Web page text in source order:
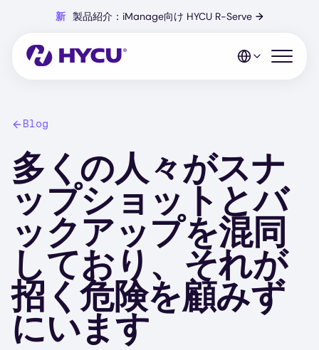
content
新 製品紹介：iManage向け HYCU R-Serve →
Open
Blog
多くの人々がスナ
ップショットとバ
ックアップを混同
しており、それが
招く危険を顧みず
にいます